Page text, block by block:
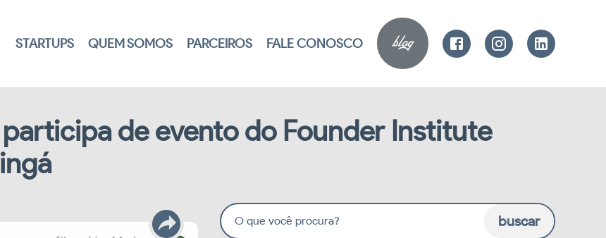
STARTUPS QUEM SOMOS PARCEIROS FALE CONOSCO blog
de evento do Founder Institute
O que você procura? buscar